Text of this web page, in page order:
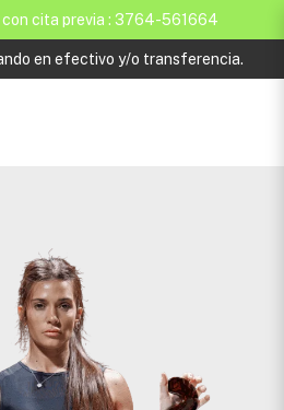
con cita previa : 3764-561664
en efectivo y/o transferencia.